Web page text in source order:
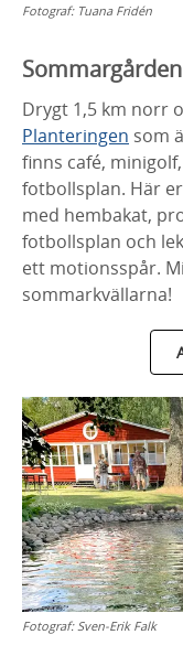
Fotograf: Tuana Fridén
Drygt 1,5 km norr
Planteringen som
finns café,
fotbollsplan. Här
med hembakat,
fotbollsplan och
ett motionsspår.
sommarkvällarna!
Fotograf: Sven-Erik Falk